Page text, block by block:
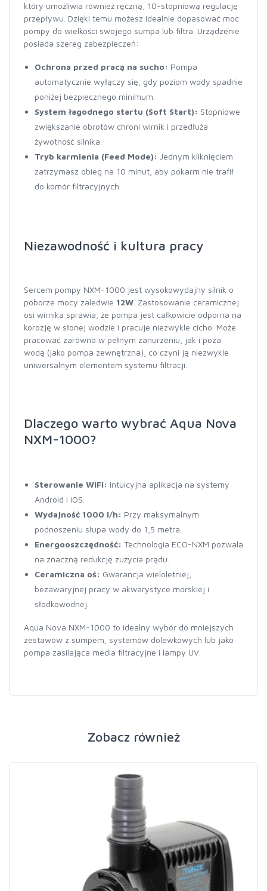
który umożliwia również ręczną, 10-stopniową regulację
przepływu. Dzięki temu możesz idealnie dopasować moc
pompy do wielkości swojego sumpa lub filtra. Urządzenie
posiada szereg zabezpieczeń:
Ochrona przed pracą na sucho: Pompa
automatycznie wyłączy się, gdy poziom wody spadnie
poniżej bezpiecznego minimum.
System łagodnego startu (Soft Start): Stopniowe
zwiększanie obrotów chroni wirnik i przedłuża
żywotność silnika.
Tryb karmienia (Feed Mode): Jednym kliknięciem
zatrzymasz obieg na 10 minut, aby pokarm nie trafił
do komór filtracyjnych.
Niezawodność i kultura pracy
Sercem pompy NXM-1000 jest wysokowydajny silnik o
poborze mocy zaledwie 12W . Zastosowanie ceramicznej
osi wirnika sprawia, że pompa jest całkowicie odporna na
korozję w słonej wodzie i pracuje niezwykle cicho. Może
pracować zarówno w pełnym zanurzeniu, jak i poza
wodą (jako pompa zewnętrzna), co czyni ją niezwykle
uniwersalnym elementem systemu filtracji.
Dlaczego warto wybrać Aqua Nova
NXM-1000?
Sterowanie WiFi: Intuicyjna aplikacja na systemy
Android i iOS.
Wydajność 1000 l/h: Przy maksymalnym
podnoszeniu słupa wody do 1,5 metra.
Energooszczędność: Technologia ECO-NXM pozwala
na znaczną redukcję zużycia prądu.
Ceramiczna oś: Gwarancja wieloletniej,
bezawaryjnej pracy w akwarystyce morskiej i
słodkowodnej.
Aqua Nova NXM-1000 to idealny wybór do mniejszych
zestawów z sumpem, systemów dolewkowych lub jako
pompa zasilająca media filtracyjne i lampy UV.
Zobacz również